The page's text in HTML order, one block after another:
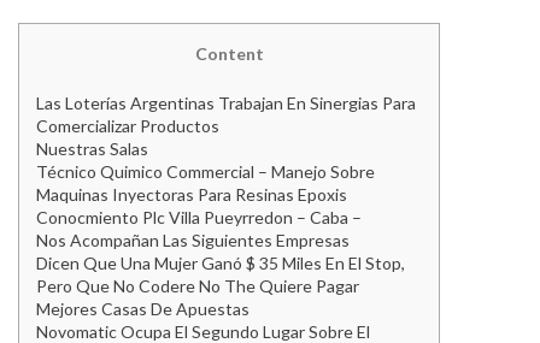
Content
Las Loterías Argentinas Trabajan En Sinergias Para
Comercializar Productos
Nuestras Salas
Técnico Quimico Commercial – Manejo Sobre
Maquinas Inyectoras Para Resinas Epoxis
Conocmiento Plc Villa Pueyrredon – Caba –
Nos Acompañan Las Siguientes Empresas
Dicen Que Una Mujer Ganó $ 35 Miles En El Stop,
Pero Que No Codere No The Quiere Pagar
Mejores Casas De Apuestas
Novomatic Ocupa El Segundo Lugar Sobre El